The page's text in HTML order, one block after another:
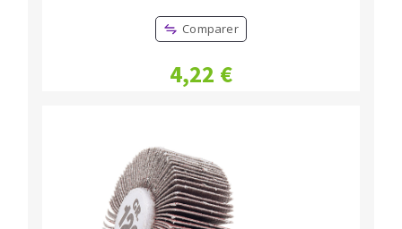
Comparer
4,22 €